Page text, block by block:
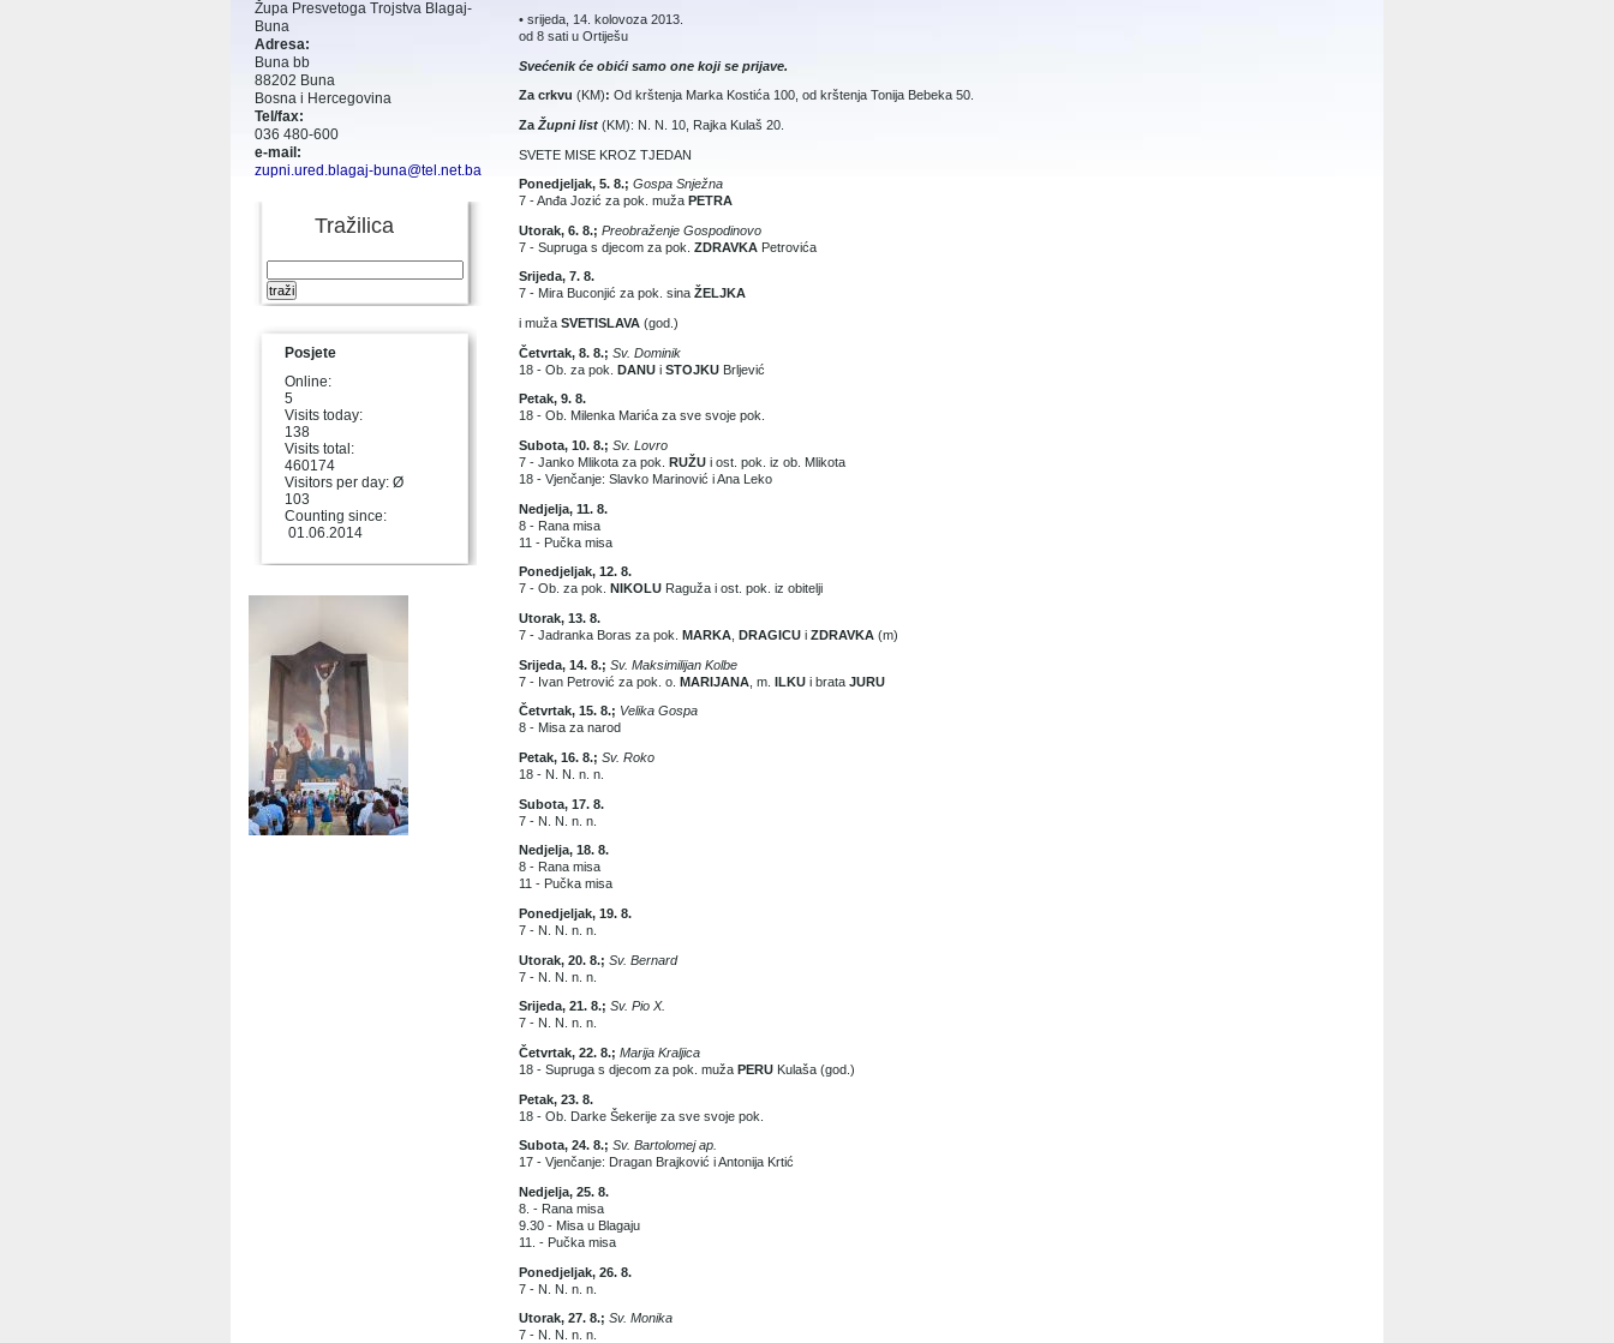
• srijeda, 14. kolovoza 2013.
od 8 sati u Ortiješu
Svećenik će obići samo one koji se prijave.
Za crkvu (KM): Od krštenja Marka Kostića 100, od krštenja Tonija Bebeka 50.
Za Župni list (KM): N. N. 10, Rajka Kulaš 20.
SVETE MISE KROZ TJEDAN
Ponedjeljak, 5. 8.; Gospa Snježna
7 - Anđa Jozić za pok. muža PETRA
Utorak, 6. 8.; Preobraženje Gospodinovo
7 - Supruga s djecom za pok. ZDRAVKA Petrovića
Srijeda, 7. 8.
7 - Mira Buconjić za pok. sina ŽELJKA
i muža SVETISLAVA (god.)
Četvrtak, 8. 8.; Sv. Dominik
18 - Ob. za pok. DANU i STOJKU Brljević
Petak, 9. 8.
18 - Ob. Milenka Marića za sve svoje pok.
Subota, 10. 8.; Sv. Lovro
7 - Janko Mlikota za pok. RUŽU i ost. pok. iz ob. Mlikota
18 - Vjenčanje: Slavko Marinović i Ana Leko
Nedjelja, 11. 8.
8 - Rana misa
11 - Pučka misa
Ponedjeljak, 12. 8.
7 - Ob. za pok. NIKOLU Raguža i ost. pok. iz obitelji
Utorak, 13. 8.
7 - Jadranka Boras za pok. MARKA DRAGICU i ZDRAVKA (m)
Srijeda, 14. 8.; Sv. Maksimilijan Kolbe
7 - Ivan Petrović za pok. o. MARIJANA , m. ILKU i brata JURU
Četvrtak, 15. 8.; Velika Gospa
8 - Misa za narod
Petak, 16. 8.; Sv. Roko
18 - N. N. n. n.
Subota, 17. 8.
7 - N. N. n. n.
Nedjelja, 18. 8.
8 - Rana misa
11 - Pučka misa
Ponedjeljak, 19. 8.
7 - N. N. n. n.
Utorak, 20. 8.; Sv. Bernard
7 - N. N. n. n.
Srijeda, 21. 8.; Sv. Pio X.
7 - N. N. n. n.
Četvrtak, 22. 8.; Marija Kraljica
18 - Supruga s djecom za pok. muža PERU Kulaša (god.)
Petak, 23. 8.
18 - Ob. Darke Šekerije za sve svoje pok.
Subota, 24. 8.; Sv. Bartolomej ap.
17 - Vjenčanje: Dragan Brajković i Antonija Krtić
Nedjelja, 25. 8.
8. - Rana misa
9.30 - Misa u Blagaju
11. - Pučka misa
Ponedjeljak, 26. 8.
7 - N. N. n. n.
Utorak, 27. 8.; Sv. Monika
7 - N. N. n. n.
Župa Presvetoga Trojstva Blagaj-
Buna
Adresa:
Buna bb
88202 Buna
Bosna i Hercegovina
Tel/fax:
036 480-600
e-mail:
zupni.ured.blagaj-buna@tel.net.ba
Tražilica
Posjete
Online:
5
Visits today:
138
Visits total:
460174
Visitors per day: Ø
103
Counting since:
01.06.2014